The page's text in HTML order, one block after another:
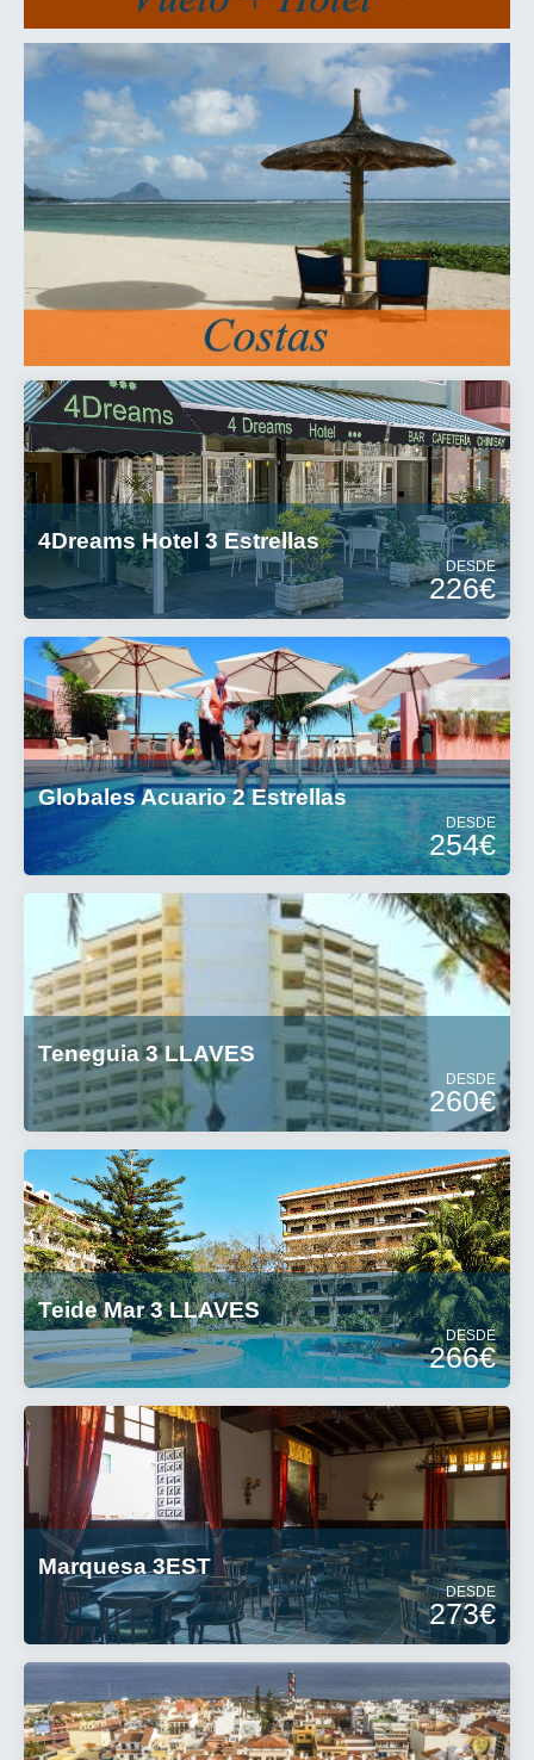
4Dreams Hotel 3 Estrellas
DESDE
226€
Globales Acuario 2 Estrellas
DESDE
254€
Teneguia 3 LLAVES
DESDE
260€
Teide Mar 3 LLAVES
DESDE
266€
Marquesa 3EST
DESDE
273€